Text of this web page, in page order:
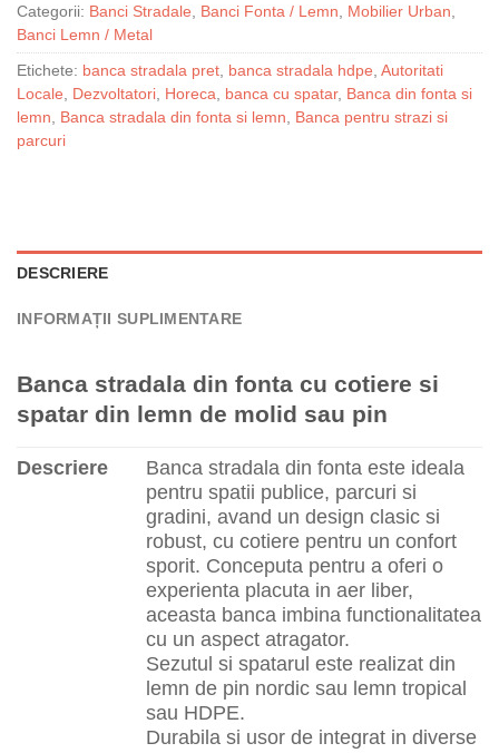
Categorii: Banci Stradale Banci Fonta / Lemn Mobilier Urban
Banci Lemn / Metal
Etichete: banca stradala pret banca stradala hdpe Autoritati
Locale
Dezvoltatori Horeca banca cu spatar, Banca din fonta si
lemn
Banca stradala din fonta si lemn
Banca pentru strazi si
parcuri
DESCRIERE
INFORMAȚII SUPLIMENTARE
Banca stradala din fonta cu cotiere si
spatar din lemn de molid sau pin
Descriere
Banca stradala din fonta este ideala
pentru spatii publice, parcuri si
gradini, avand un design clasic si
robust, cu cotiere pentru un confort
sporit. Conceputa pentru a oferi o
experienta placuta in aer liber,
aceasta banca imbina functionalitatea
cu un aspect atragator.
Sezutul si spatarul este realizat din
lemn de pin nordic sau lemn tropical
sau HDPE.
Durabila si usor de integrat in diverse